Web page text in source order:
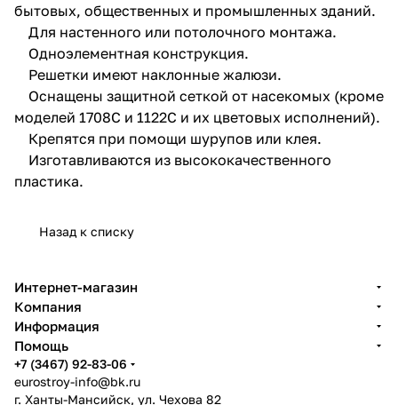
бытовых, общественных и промышленных зданий.
Для настенного или потолочного монтажа.
Одноэлементная конструкция.
Решетки имеют наклонные жалюзи.
Оснащены защитной сеткой от насекомых (кроме
моделей 1708С и 1122С и их цветовых исполнений).
Крепятся при помощи шурупов или клея.
Изготавливаются из высококачественного
пластика.
Назад к списку
Интернет-магазин
Компания
Информация
Помощь
+7 (3467) 92-83-06
eurostroy-info@bk.ru
г. Ханты-Мансийск, ул. Чехова 82